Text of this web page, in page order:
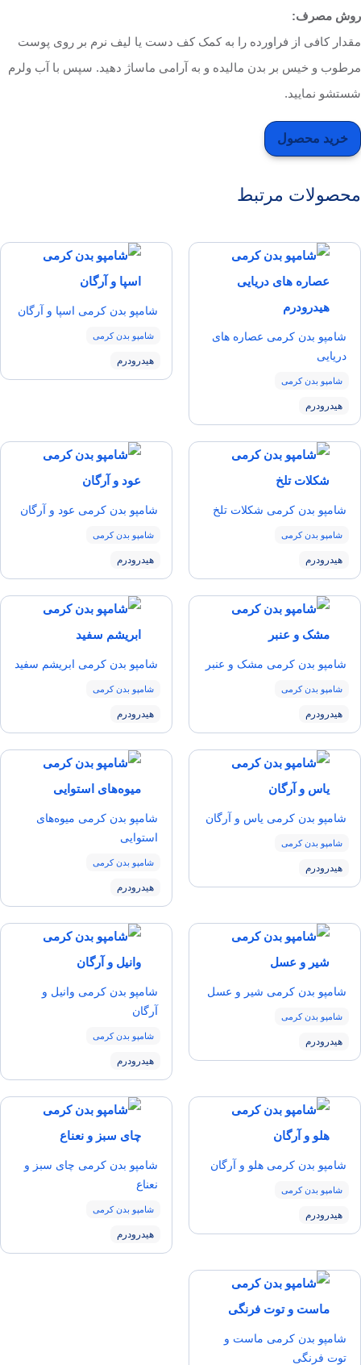
مصرف:
کافی از فراورده را به کمک کف دست یا لیف نرم بر روی پوست
و خیس بر بدن مالیده و به آرامی ماساژ دهید. سپس با آب ولرم
نمایید.
خرید محصول
مرتبط
شامپو بدن کرمی عصاره های
دریایی
شامپو بدن کرمی
هیدرودرم
شامپو بدن کرمی اسپا و آرگان
شامپو بدن کرمی
هیدرودرم
شامپو بدن کرمی شکلات تلخ
شامپو بدن کرمی
هیدرودرم
شامپو بدن کرمی عود و آرگان
شامپو بدن کرمی
هیدرودرم
شامپو بدن کرمی مشک و عنبر
شامپو بدن کرمی
هیدرودرم
شامپو بدن کرمی ابریشم سفید
شامپو بدن کرمی
هیدرودرم
شامپو بدن کرمی یاس و آرگان
شامپو بدن کرمی
هیدرودرم
شامپو بدن کرمی میوه‌های
استوایی
شامپو بدن کرمی
هیدرودرم
شامپو بدن کرمی شیر و عسل
شامپو بدن کرمی
هیدرودرم
شامپو بدن کرمی وانیل و
آرگان
شامپو بدن کرمی
هیدرودرم
شامپو بدن کرمی هلو و آرگان
شامپو بدن کرمی
هیدرودرم
شامپو بدن کرمی چای سبز و
نعناع
شامپو بدن کرمی
هیدرودرم
شامپو بدن کرمی ماست و
توت فرنگی